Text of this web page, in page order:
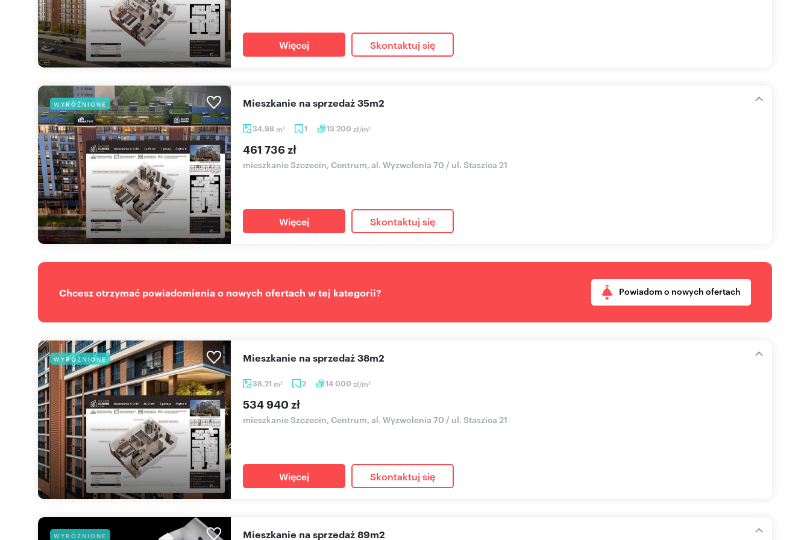
Więcej Skontaktuj się
WYRÓŻNIONE
34,98 m2 1 13 200 zł/m2
mieszkanie na sprzedaż 35m2
461 736 zł
mieszkanie Szczecin, Centrum, al. Wyzwolenia 70 / ul. Staszica 21
Więcej Skontaktuj się
Chcesz otrzymać powiadomienia o nowych ofertach w tej kategorii? Powiadom o nowych ofertach
WYRÓŻNIONE
38,21 m2 2 14 000 zł/m2
mieszkanie na sprzedaż 38m2
534 940 zł
mieszkanie Szczecin, Centrum, al. Wyzwolenia 70 / ul. Staszica 21
Więcej Skontaktuj się
WYRÓŻNIONE mieszkanie na sprzedaż 89m2